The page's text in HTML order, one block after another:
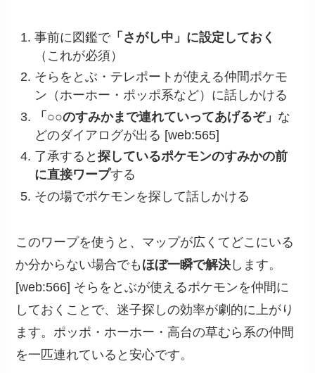
事前に図鑑で「さがし中」に設定しておく
（これが必須）
そらをとぶ・テレポートが使える仲間ポケモ
ン（ホーホー・ポッポ系など）に話しかける
「○○のすみかまで連れていってあげるぞ」 な
どのダイアログが出る [web:565]
了承すると探しているポケモンのすみかの前
に直接ワープする
その場でポケモンを探して話しかける
このワープを使うと、マップが広くてどこにいる
か分からない場合でも ほぼ一瞬で解決 します。
[web:566] そらをとぶが使えるポケモンを仲間に
しておくことで、迷子探しの効率が劇的に上がり
ます。ポッポ・ホーホー・高台の草むら系の仲間
を一匹連れていると安心です。